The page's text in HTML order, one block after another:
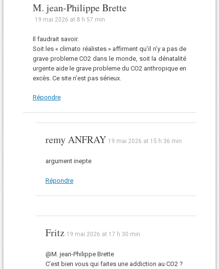
M. jean-Philippe Brette
19 mai 2026 at 8 h 57 min
Il faudrait savoir.
Soit les « climato réalistes » affirment qu’il n’y a pas de
grave probleme CO2 dans le monde, soit la dénatalité
urgente aide le grave probleme du CO2 anthropique en
excès. Ce site n’est pas sérieux.
Répondre
remy ANFRAY 19 mai 2026 at 15 h 36 min
argument inepte
Répondre
Fritz 19 mai 2026 at 17 h 30 min
@M. jean-Philippe Brette
C’est bien vous qui faites une addiction au CO2 ?